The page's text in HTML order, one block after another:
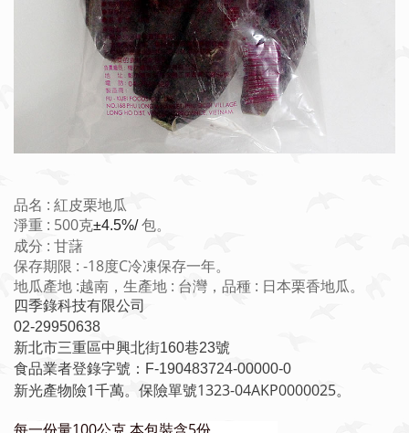
品名 : 紅皮栗地瓜
淨重 : 500克±4.5%/包。
成分 : 甘藷
保存期限 : -18度C冷凍保存一年。
地瓜產地 :越南，生產地 : 台灣，品種 : 日本栗香地瓜。
四季錄科技有限公司
02-29950638
新北市三重區中興北街160巷23號
食品業者登錄字號：F-190483724-00000-0
新光產物險1千萬。保險單號1323-04AKP0000025。